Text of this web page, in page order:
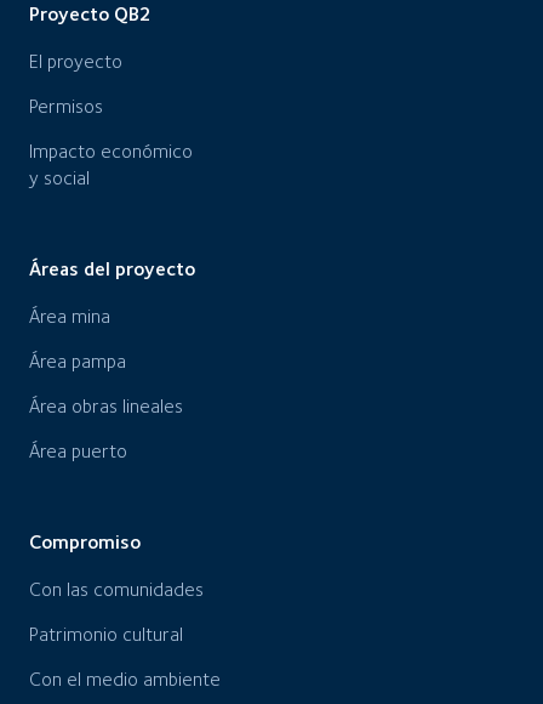
Proyecto QB2
El proyecto
Permisos
Impacto económico
y social
Áreas del proyecto
Área mina
Área pampa
Área obras lineales
Área puerto
Compromiso
Con las comunidades
Patrimonio cultural
Con el medio ambiente